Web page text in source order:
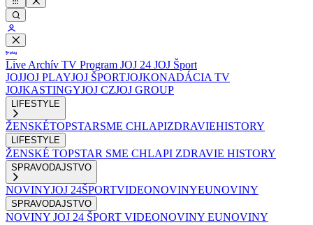
Live Archív TV Program JOJ 24 JOJ Šport
JOJJOJ PLAYJOJ ŠPORTJOJKONADÁCIA TV
JOJKASTINGYJOJ CZJOJ GROUP
LIFESTYLE
ŽENSKÉTOPSTARSME CHLAPIZDRAVIEHISTORY
LIFESTYLE
ŽENSKÉ TOPSTAR SME CHLAPI ZDRAVIE HISTORY
SPRAVODAJSTVO
NOVINYJOJ 24ŠPORTVIDEONOVINYEUNOVINY
SPRAVODAJSTVO
NOVINY JOJ 24 ŠPORT VIDEONOVINY EUNOVINY